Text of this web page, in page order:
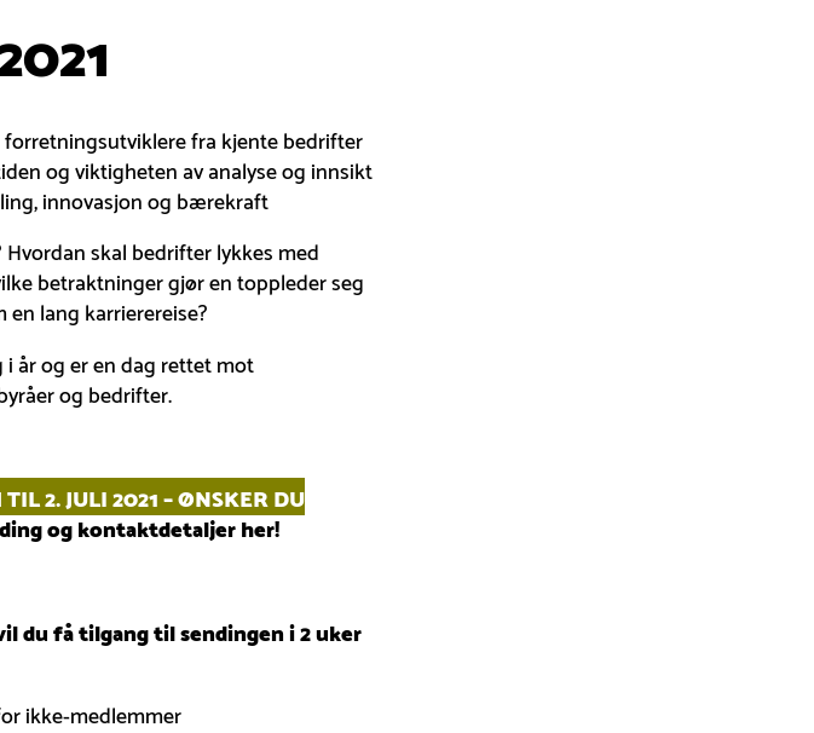
fra kjente bedrifter
og viktigheten av analyse og innsikt
innovasjon og bærekraft
skal bedrifter lykkes med
betraktninger gjør en toppleder seg
lang karrierereise?
år og er en dag rettet mot
og bedrifter.
2. JULI 2021 – ØNSKER DU
og kontaktdetaljerher!
du få tilgang til sendingen i 2 uker
ikke-medlemmer